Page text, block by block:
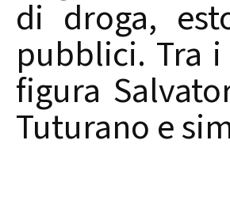
di droga,
pubblici. Tra
figura
Tuturano e